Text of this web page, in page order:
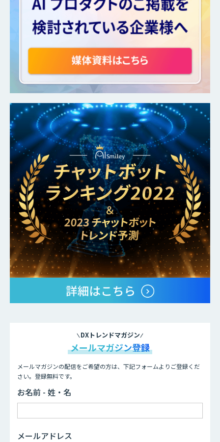
DXトレンドマガジン
メールマガジン登録
メールマガジンの配信をご希望の方は、下記フォームよりご登録くだ
さい。登録無料です。
お名前 - 姓・名
メールアドレス